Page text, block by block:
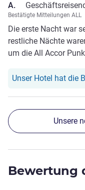
A.
Bestätigte Mitteilungen ALL
Die erste Nacht war
restliche Nächte
um die All Accor
Unser Hotel hat die
Unsere
Bewertung